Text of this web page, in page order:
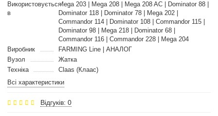
Використовується
в
Mega 203 | Mega 208 | Mega 208 AC | Dominator 88 |
Dominator 118 | Dominator 78 | Mega 202 |
Commandor 114 | Dominator 108 | Commandor 115 |
Dominator 98 | Mega 218 | Dominator 68 |
Commandor 116 | Commandor 228 | Mega 204
Виробник
FARMING Line | АНАЛОГ
Вузол
Жатка
Техніка
Claas (Клаас)
Всі характеристики
Відгуків: 0